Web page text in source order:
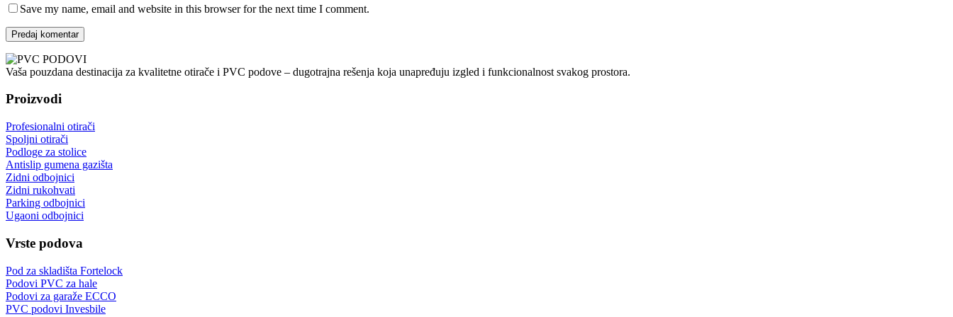
Save my name, email and website in this browser for the next time I comment.
Predaj komentar
Vaša pouzdana destinacija za kvalitetne otirače i PVC podove – dugotrajna rešenja koja unapređuju izgled i funkcionalnost svakog prostora.
Proizvodi
Profesionalni otirači
Spoljni otirači
Podloge za stolice
Antislip gumena gazišta
Zidni odbojnici
Zidni rukohvati
Parking odbojnici
Ugaoni odbojnici
Vrste podova
Pod za skladišta Fortelock
Podovi PVC za hale
Podovi za garaže ECCO
PVC podovi Invesbile